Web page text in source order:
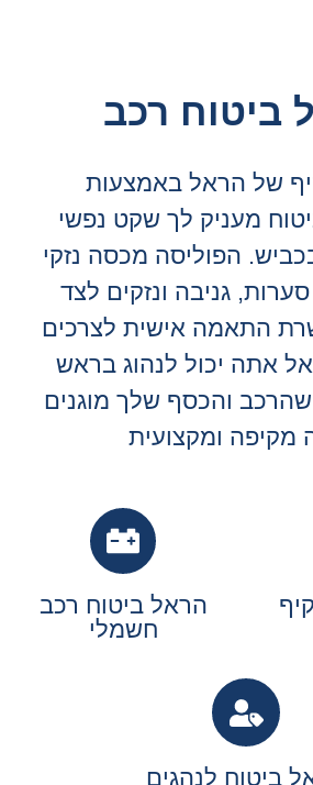
ביטוח רכב
של הראל באמצעות
מעניק לך שקט נפשי
הפוליסה מכסה נזקי
גניבה ונזקים לצד
התאמה אישית לצרכים
אתה יכול לנהוג בראש
והכסף שלך מוגנים
מקיפה ומקצועית
הראל ביטוח רכב
חשמלי
ביטוח לנהגים